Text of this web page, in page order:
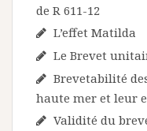
de R 611-12
L’effet Matilda
Le Brevet
Brevetabilité
haute mer et leur
Validité du